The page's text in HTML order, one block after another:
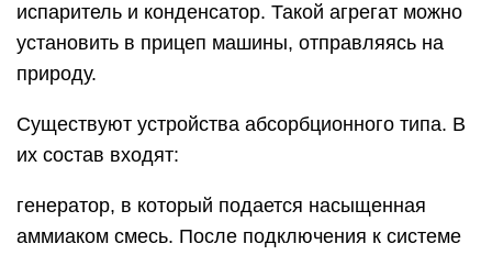
испаритель и конденсатор. Такой агрегат можно
установить в прицеп машины, отправляясь на
природу.
Существуют устройства абсорбционного типа. В
их состав входят:
генератор, в который подается насыщенная
аммиаком смесь. После подключения к системе